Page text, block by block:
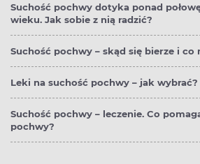
Suchość pochwy dotyka ponad
wieku. Jak sobie z nią radzić?
Suchość pochwy – skąd się bierze i co
Leki na suchość pochwy – jak wybrać?
Suchość pochwy – leczenie. Co
pochwy?